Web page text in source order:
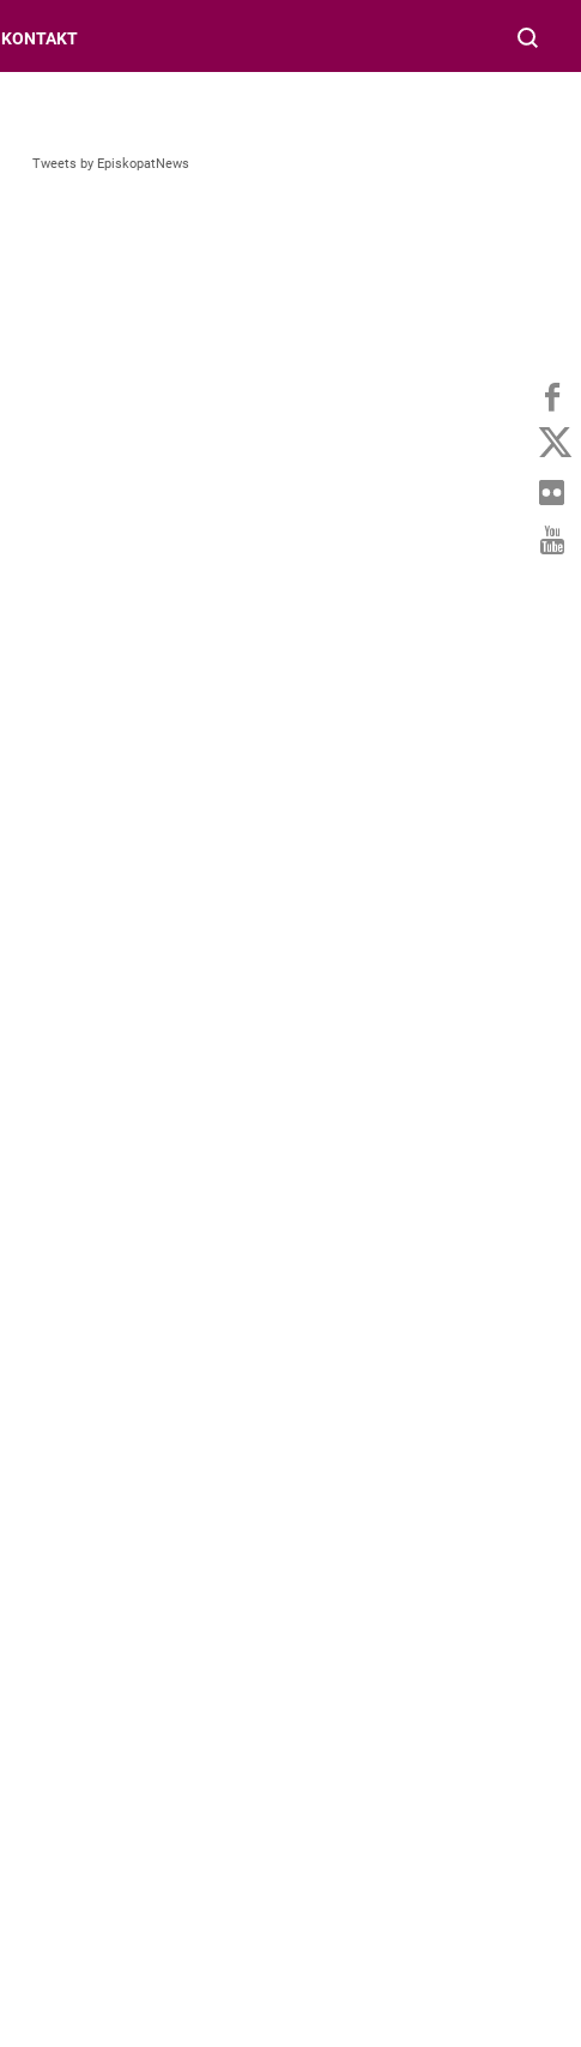
KONTAKT
Tweets by EpiskopatNews